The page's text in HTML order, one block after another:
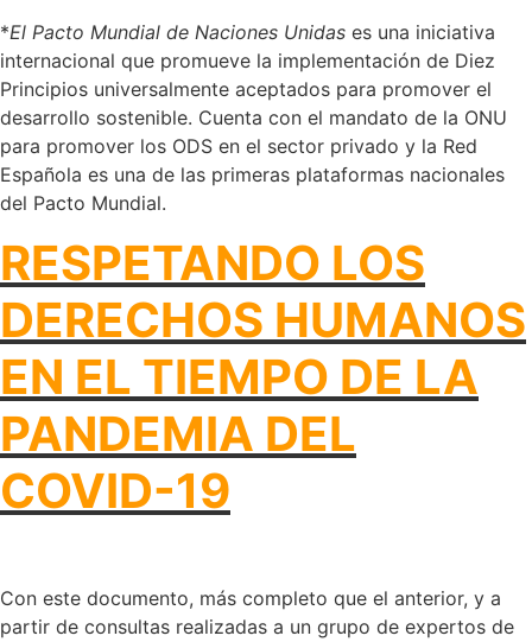
*El Pacto Mundial de Naciones Unidas es una iniciativa
internacional que promueve la implementación de Diez
Principios universalmente aceptados para promover el
desarrollo sostenible. Cuenta con el mandato de la ONU
para promover los ODS en el sector privado y la Red
Española es una de las primeras plataformas nacionales
del Pacto Mundial.
RESPETANDO LOS
DERECHOS HUMANOS
EN EL TIEMPO DE LA
PANDEMIA DEL
COVID-19
Con este documento, más completo que el anterior, y a
partir de consultas realizadas a un grupo de expertos de